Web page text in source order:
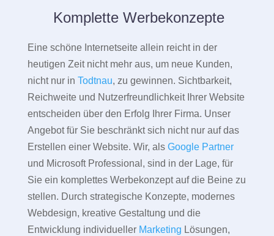
Komplette Werbekonzepte
Eine schöne Internetseite allein reicht in der
heutigen Zeit nicht mehr aus, um neue Kunden,
nicht nur in Todtnau, zu gewinnen. Sichtbarkeit,
Reichweite und Nutzerfreundlichkeit Ihrer Website
entscheiden über den Erfolg Ihrer Firma. Unser
Angebot für Sie beschränkt sich nicht nur auf das
Erstellen einer Website. Wir, als Google Partner
und Microsoft Professional, sind in der Lage, für
Sie ein komplettes Werbekonzept auf die Beine zu
stellen. Durch strategische Konzepte, modernes
Webdesign, kreative Gestaltung und die
Entwicklung individueller Marketing Lösungen,